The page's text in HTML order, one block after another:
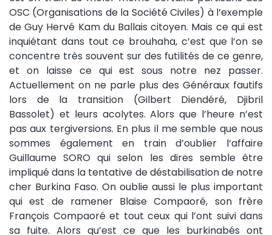
OSC (Organisations de la Société Civiles) à l’exemple
de Guy Hervé Kam du Ballais citoyen. Mais ce qui est
inquiétant dans tout ce brouhaha, c’est que l’on se
concentre très souvent sur des futilités de ce genre,
et on laisse ce qui est sous notre nez passer.
Actuellement on ne parle plus des Généraux fautifs
lors de la transition (Gilbert Diendéré, Djibril
Bassolet) et leurs acolytes. Alors que l’heure n’est
pas aux tergiversions. En plus il me semble que nous
sommes également en train d’oublier l’affaire
Guillaume SORO qui selon les dires semble être
impliqué dans la tentative de déstabilisation de notre
cher Burkina Faso. On oublie aussi le plus important
qui est de ramener Blaise Compaoré, son frère
François Compaoré et tout ceux qui l’ont suivi dans
sa fuite. Alors qu’est ce que les burkinabés ont